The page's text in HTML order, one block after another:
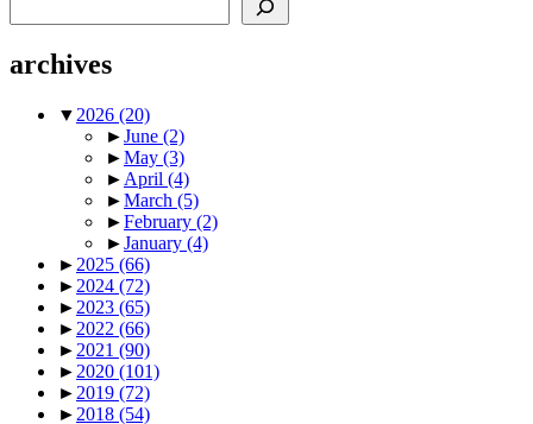
archives
▼ 2026 (20)
►June (2)
►May (3)
► April (4)
►March (5)
►February (2)
►January (4)
► 2025 (66)
► 2024 (72)
► 2023 (65)
► 2022 (66)
► 2021 (90)
► 2020 (101)
► 2019 (72)
► 2018 (54)